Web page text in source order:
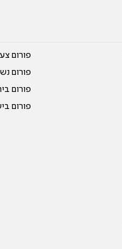
פורום
פורום
פורום
פורום